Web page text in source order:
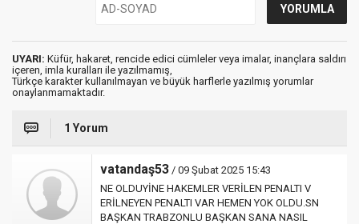
UYARI: Küfür, hakaret, rencide edici cümleler veya imalar, inançlara saldırı
içeren, imla kuralları ile yazılmamış,
Türkçe karakter kullanılmayan ve büyük harflerle yazılmış yorumlar
onaylanmamaktadır.
1 Yorum
vatandaş53 / 09 Şubat 2025 15:43
NE OLDUYİNE HAKEMLER VERİLEN PENALTI V
ERİLNEYEN PENALTI VAR HEMEN YOK OLDU.SN
BAŞKAN TRABZONLU BAŞKAN SANA NASIL